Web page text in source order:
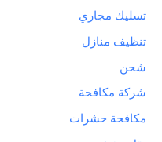
تسليك مجاري
تنظيف منازل
شحن
شركة مكافحة
مكافحة حشرات